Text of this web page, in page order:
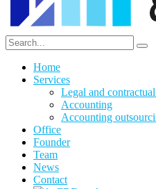
Home
Services
Legal and
Accounting
Accounting
Office
Founder
Team
News
Contact